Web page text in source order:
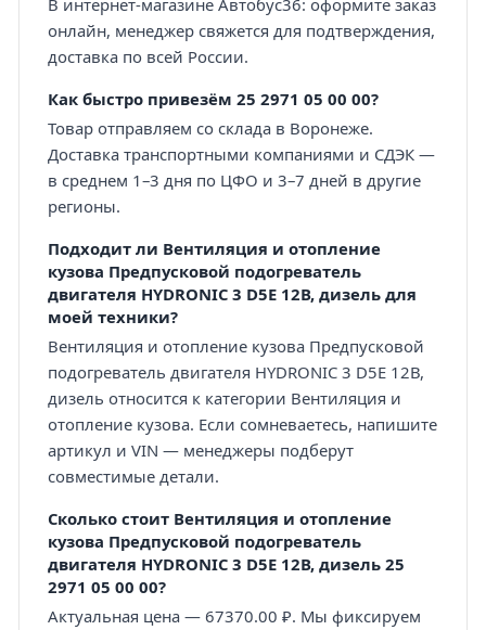
онлайн, менеджер свяжется для подтверждения,
доставка по всей России.
Как быстро привезём 25 2971 05 00 00?
Товар отправляем со склада в Воронеже.
Доставка транспортными компаниями и СДЭК —
в среднем 1–3 дня по ЦФО и 3–7 дней в другие
регионы.
Подходит ли Вентиляция и отопление
кузова Предпусковой подогреватель
двигателя HYDRONIC 3 D5E 12В, дизель для
моей техники?
Вентиляция и отопление кузова Предпусковой
подогреватель двигателя HYDRONIC 3 D5E 12В,
дизель относится к категории Вентиляция и
отопление кузова. Если сомневаетесь, напишите
артикул и VIN — менеджеры подберут
совместимые детали.
Сколько стоит Вентиляция и отопление
кузова Предпусковой подогреватель
двигателя HYDRONIC 3 D5E 12В, дизель 25
2971 05 00 00?
Актуальная цена — 67370.00 ₽. Мы фиксируем